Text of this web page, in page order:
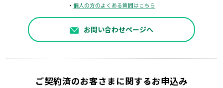
・ 個人の方のよくある質問はこちら
お問い合わせページへ
ご契約済のお客さまに関するお申込み